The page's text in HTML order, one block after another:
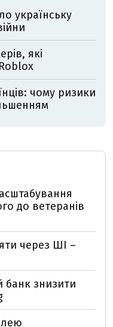
українську
які
чому ризики
до ветеранів
через ШІ –
банк знизити